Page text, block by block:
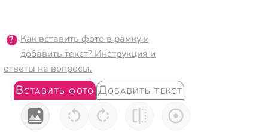
Как вставить фото в рамку и
добавить текст? Инструкция и
ответы на вопросы.
Вставить фото Добавить текст